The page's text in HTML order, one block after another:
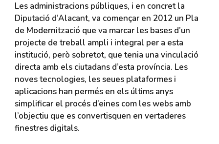
Les administracions públiques, i en concret la
Diputació d’Alacant, va començar en 2012 un Pla
de Modernització que va marcar les bases d’un
projecte de treball ampli i integral per a esta
institució, però sobretot, que tenia una vinculació
directa amb els ciutadans d’esta província. Les
noves tecnologies, les seues plataformes i
aplicacions han permés en els últims anys
simplificar el procés d’eines com les webs amb
l’objectiu que es convertisquen en vertaderes
finestres digitals.